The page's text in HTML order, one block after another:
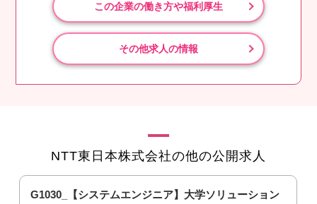
この企業の働き方や福利厚生
その他求人の情報
NTT東日本株式会社の他の公開求人
G1030_【システムエンジニア】大学ソリューション